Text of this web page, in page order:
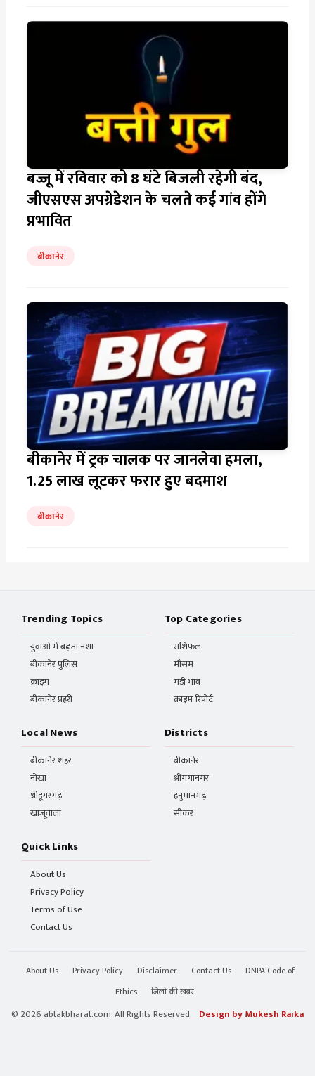
बज्जू में रविवार को 8 घंटे बिजली रहेगी बंद,
जीएसएस अपग्रेडेशन के चलते कई गांव होंगे
प्रभावित
बीकानेर
बीकानेर में ट्रक चालक पर जानलेवा हमला,
₹1.25 लाख लूटकर फरार हुए बदमाश
बीकानेर
Trending Topics
युवाओं में बढ़ता नशा
बीकानेर पुलिस
क्राइम
बीकानेर प्रहरी
Top Categories
राशिफल
मौसम
मंडी भाव
क्राइम रिपोर्ट
Local News
बीकानेर शहर
नोखा
श्रीडूंगरगढ़
खाजूवाला
Districts
बीकानेर
श्रीगंगानगर
हनुमानगढ़
सीकर
Quick Links
About Us
Privacy Policy
Terms of Use
Contact Us
About Us Privacy Policy Disclaimer Contact Us
DNPA Code of
Ethics
जिलो की खबर
© 2026 abtakbharat.com. All Rights Reserved. Design by Mukesh Raika